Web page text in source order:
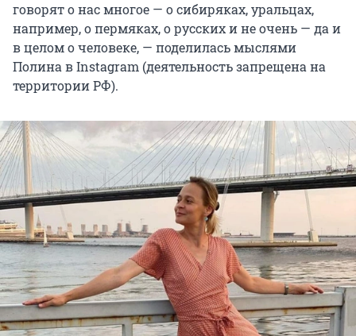
говорят о нас многое — о сибиряках, уральцах,
например, о пермяках, о русских и не очень — да и
в целом о человеке, — поделилась мыслями
Полина в Instagram (деятельность запрещена на
территории РФ).